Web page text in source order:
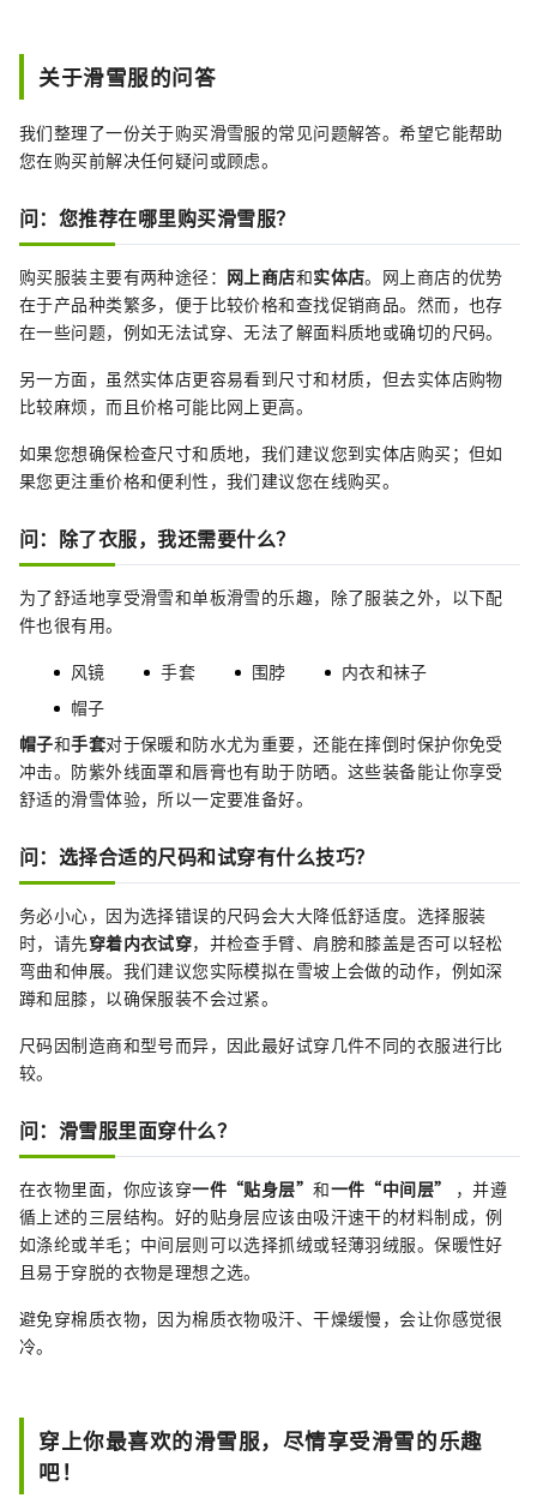
关于滑雪服的问答
我们整理了一份关于购买滑雪服的常见问题解答。希望它能帮助
您在购买前解决任何疑问或顾虑。
问：您推荐在哪里购买滑雪服？
购买服装主要有两种途径： 网上商店和实体店。网上商店的优势
在于产品种类繁多，便于比较价格和查找促销商品。然而，也存
在一些问题，例如无法试穿、无法了解面料质地或确切的尺码。
另一方面，虽然实体店更容易看到尺寸和材质，但去实体店购物
比较麻烦，而且价格可能比网上更高。
如果您想确保检查尺寸和质地，我们建议您到实体店购买；但如
果您更注重价格和便利性，我们建议您在线购买。
问：除了衣服，我还需要什么？
为了舒适地享受滑雪和单板滑雪的乐趣，除了服装之外，以下配
件也很有用。
风镜
手套 围脖
内衣和袜子
帽子
帽子和手套对于保暖和防水尤为重要，还能在摔倒时保护你免受
冲击。防紫外线面罩和唇膏也有助于防晒。这些装备能让你享受
舒适的滑雪体验，所以一定要准备好。
问：选择合适的尺码和试穿有什么技巧？
务必小心，因为选择错误的尺码会大大降低舒适度。选择服装
时，请先穿着内衣试穿，并检查手臂、肩膀和膝盖是否可以轻松
弯曲和伸展。我们建议您实际模拟在雪坡上会做的动作，例如深
蹲和屈膝，以确保服装不会过紧。
尺码因制造商和型号而异，因此最好试穿几件不同的衣服进行比
较。
问：滑雪服里面穿什么？
在衣物里面，你应该穿一件“贴身层”和一件“中间层”
，并遵
循上述的三层结构。好的贴身层应该由吸汗速干的材料制成，例
如涤纶或羊毛；中间层则可以选择抓绒或轻薄羽绒服。保暖性好
且易于穿脱的衣物是理想之选。
避免穿棉质衣物，因为棉质衣物吸汗、干燥缓慢，会让你感觉很
冷。
穿上你最喜欢的滑雪服，尽情享受滑雪的乐趣
吧！